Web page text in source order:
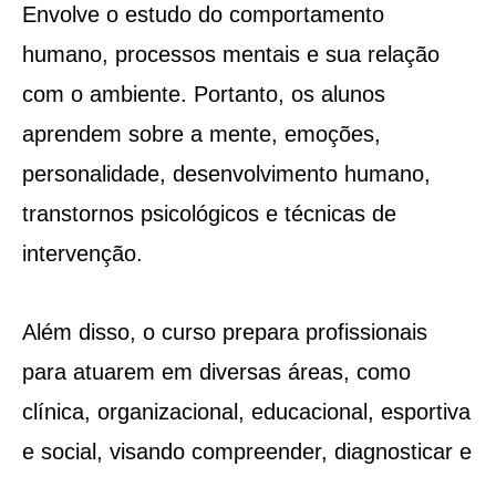
Envolve o estudo do comportamento
humano, processos mentais e sua relação
com o ambiente. Portanto, os alunos
aprendem sobre a mente, emoções,
personalidade, desenvolvimento humano,
transtornos psicológicos e técnicas de
intervenção.
Além disso, o curso prepara profissionais
para atuarem em diversas áreas, como
clínica, organizacional, educacional, esportiva
e social, visando compreender, diagnosticar e